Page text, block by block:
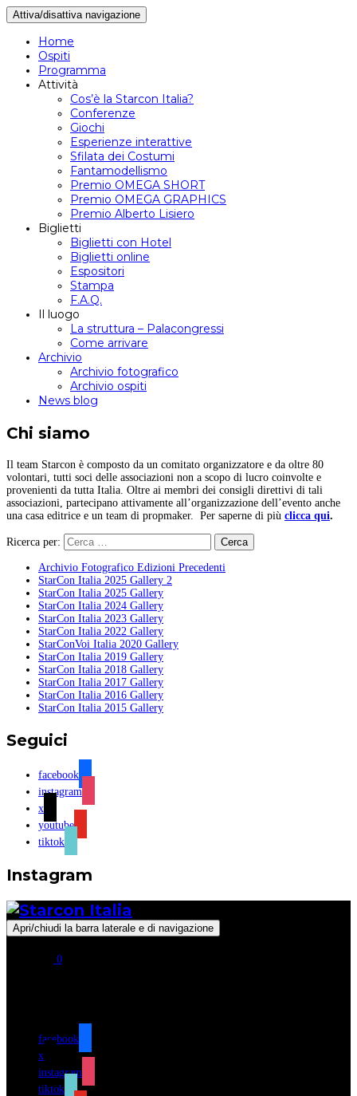
Attiva/disattiva navigazione
Home
Ospiti
Programma
Attività
Cos’è la Starcon Italia?
Conferenze
Giochi
Esperienze interattive
Sfilata dei Costumi
Fantamodellismo
Premio OMEGA SHORT
Premio OMEGA GRAPHICS
Premio Alberto Lisiero
Biglietti
Biglietti con Hotel
Biglietti online
Espositori
Stampa
F.A.Q.
Il luogo
La struttura – Palacongressi
Come arrivare
Archivio
Archivio fotografico
Archivio ospiti
News blog
Chi siamo
Il team Starcon è composto da un comitato organizzatore e da oltre 80
volontari, tutti soci delle associazioni non a scopo di lucro coinvolte e
provenienti da tutta Italia. Oltre ai membri dei consigli direttivi di tali
associazioni, partecipano attivamente all’organizzazione dell’evento anche
una casa editrice e un team di propmaker. Per saperne di più clicca qui.
Ricerca per:
Archivio Fotografico Edizioni Precedenti
StarCon Italia 2025 Gallery 2
StarCon Italia 2025 Gallery
StarCon Italia 2024 Gallery
StarCon Italia 2023 Gallery
StarCon Italia 2022 Gallery
StarConVoi Italia 2020 Gallery
StarCon Italia 2019 Gallery
StarCon Italia 2018 Gallery
StarCon Italia 2017 Gallery
StarCon Italia 2016 Gallery
StarCon Italia 2015 Gallery
Seguici
facebook
instagram
x
youtube
tiktok
Instagram
Apri/chiudi la barra laterale e di navigazione
0
facebook
x
instagram
tiktok